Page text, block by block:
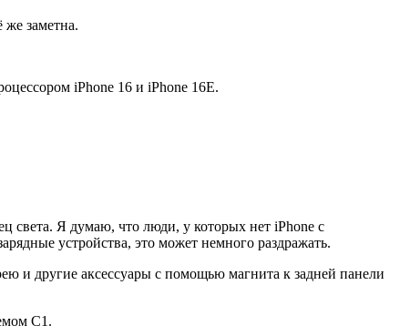
заметна.
iPhone 16 и iPhone 16E.
света. Я думаю, что люди, у которых нет iPhone с
устройства, это может немного раздражать.
и другие аксессуары с помощью магнита к задней панели
C1.